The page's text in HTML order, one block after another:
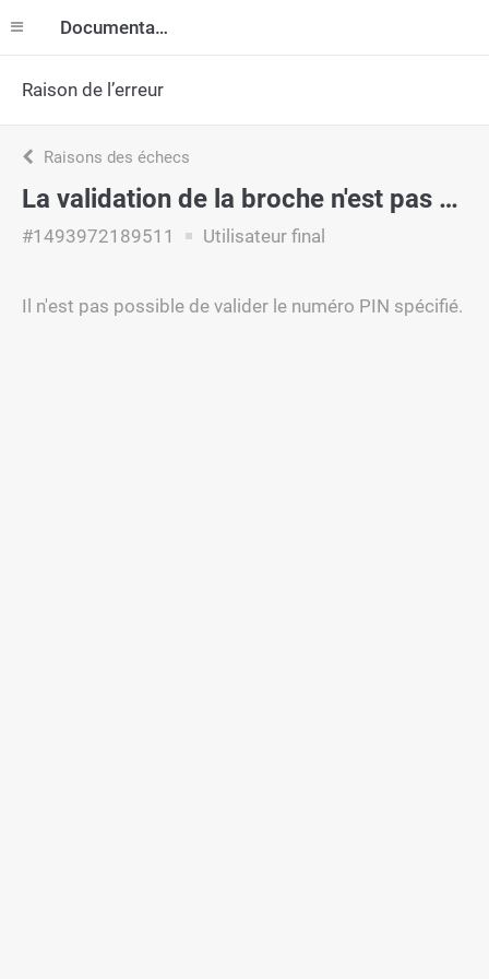
Documentation
Raison de l’erreur
Raisons des échecs
La validation de la broche n'est pas possible
#1493972189511 Utilisateur final
Il n'est pas possible de valider le numéro PIN spécifié.